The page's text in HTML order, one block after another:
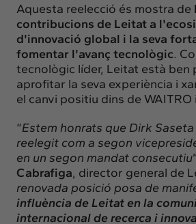
Aquesta reelecció és mostra de
contribucions de Leitat a
d'innovació global i la seva
fomentar l'avanç tecnològic.
tecnològic líder, Leitat està ben
aprofitar la seva experiència i
el canvi positiu dins de WAITRO
“Estem honrats que Dirk
reelegit com a segon
en un segon mandat consecutiu
Cabrafiga, director general de
renovada posició posa de
influència de Leitat en la
internacional de recerca i